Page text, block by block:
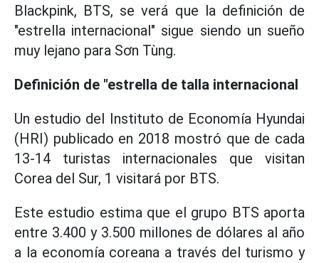
Blackpink, BTS, se verá que la definición de
"estrella internacional" sigue siendo un sueño
muy lejano para Sơn Tùng.
Definición de "estrella de talla internacional
Un estudio del Instituto de Economía Hyundai
(HRI) publicado en 2018 mostró que de cada
13-14 turistas internacionales que visitan
Corea del Sur, 1 visitará por BTS.
Este estudio estima que el grupo BTS aporta
entre 3.400 y 3.500 millones de dólares al año
a la economía coreana a través del turismo y